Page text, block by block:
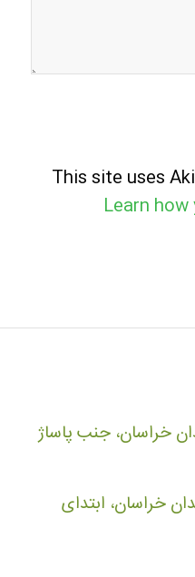
This site uses
Learn
خراسان، جنب پاساژ
خراسان، ابتدای